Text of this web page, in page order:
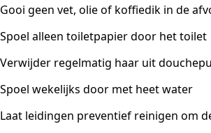
Gooi geen vet, olie of koffiedik in de
Spoel alleen toiletpapier door het toilet
Verwijder regelmatig haar uit
Spoel wekelijks door met heet water
Laat leidingen preventief reinigen om